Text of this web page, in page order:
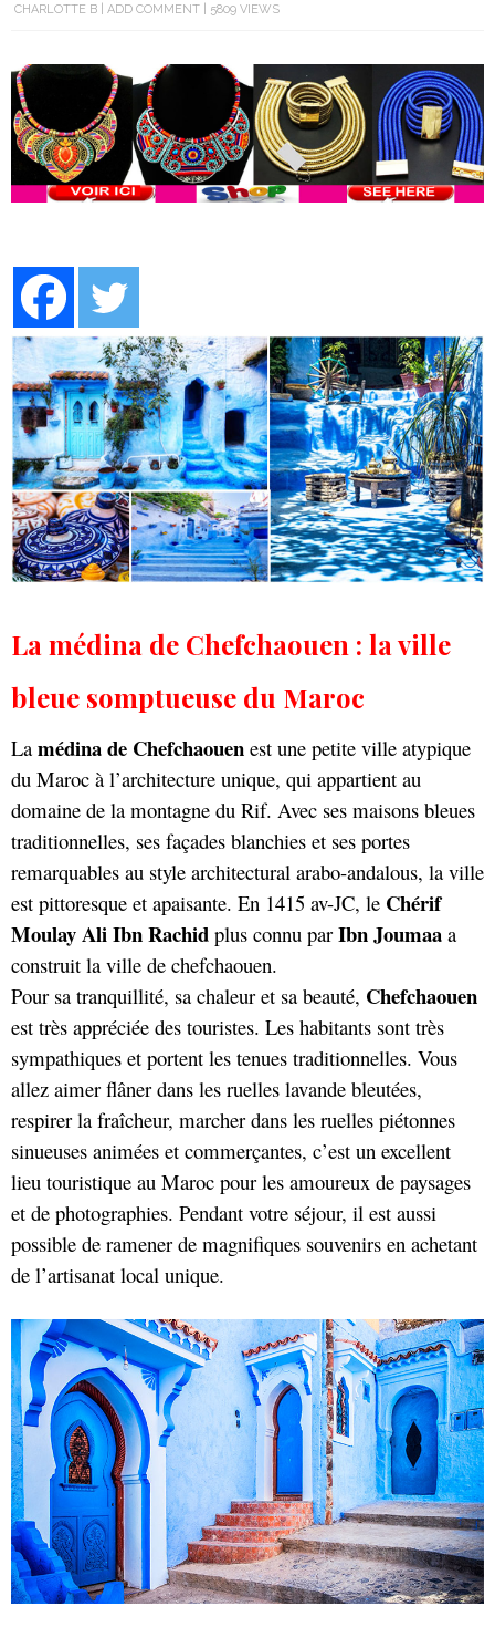
CHARLOTTE B ADD COMMENT 5809 VIEWS
La médina de Chefchaouen : la ville
bleue somptueuse du Maroc
La médina de Chefchaouen est une petite ville atypique
du Maroc à l’architecture unique, qui appartient au
domaine de la montagne du Rif. Avec ses maisons bleues
traditionnelles, ses façades blanchies et ses portes
remarquables au style architectural arabo-andalous, la ville
est pittoresque et apaisante. En 1415 av-JC, le Chérif
Moulay AliIbn Rachid plus connu par Ibn Joumaa a
construit la ville de chefchaouen.
Pour sa tranquillité, sa chaleur et sa beauté, Chefchaouen
est très appréciée des touristes. Les habitants sont très
sympathiques et portent les tenues traditionnelles. Vous
allez aimer flâner dans les ruelles lavande bleutées,
respirer la fraîcheur, marcher dans les ruelles piétonnes
sinueuses animées et commerçantes, c’est un excellent
lieu touristique au Maroc pour les amoureux de paysages
et de photographies. Pendant votre séjour, il est aussi
possible de ramener de magnifiques souvenirs en achetant
de l’artisanat local unique.